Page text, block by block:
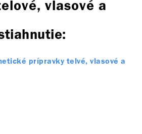
vlasové a
prípravky telvé, vlasové a